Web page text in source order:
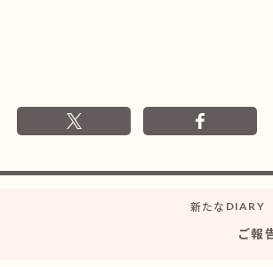
新たな DIARY
ご報